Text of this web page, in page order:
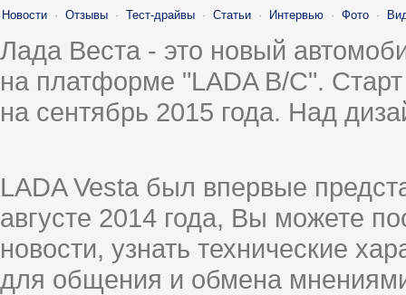
Новости · Отзывы · Тест-драйвы · Статьи · Интервью · Фото ·
Лада Веста - это новый
на платформе "LADA B/C".
на сентябрь 2015 года. Над
LADA Vesta был впервые
августе 2014 года, Вы можете
новости, узнать технические
для общения и обмена